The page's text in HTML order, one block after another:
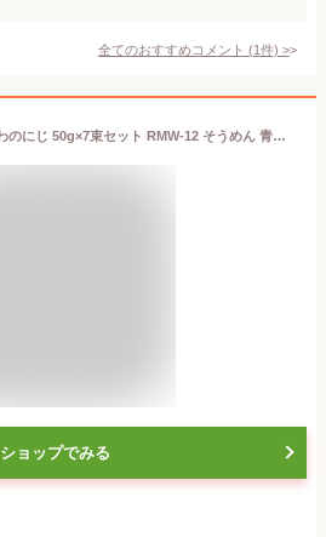
全てのおすすめコメント (1件) >
三輪そうめん小西 みわのにじ 50g×7束セット RMW-12 そうめん 青しそ 紅しそ 紫いも しょうが ブルーベリー トマト よもぎ
ショップでみる